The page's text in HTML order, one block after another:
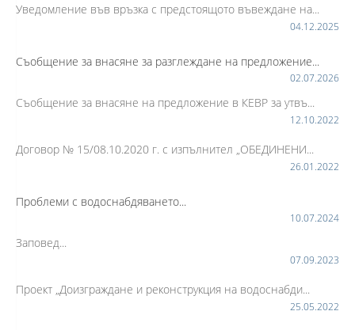
Уведомление във връзка с предстоящото въвеждане на...
04.12.2025
Съобщение за внасяне за разглеждане на предложение...
02.07.2026
Съобщение за внасяне на предложение в КЕВР за утвъ...
12.10.2022
Договор № 15/08.10.2020 г. с изпълнител „ОБЕДИНЕНИ...
26.01.2022
Проблеми с водоснабдяването...
10.07.2024
Заповед...
07.09.2023
Проект „Доизграждане и реконструкция на водоснабди...
25.05.2022